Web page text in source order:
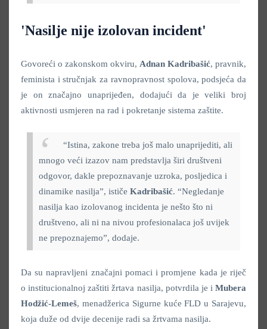
'Nasilje nije izolovan incident'
Govoreći o zakonskom okviru, Adnan Kadribašić, pravnik,
feminista i stručnjak za ravnopravnost spolova, podsjeća da
je on značajno unaprijeđen, dodajući da je veliki broj
aktivnosti usmjeren na rad i pokretanje sistema zaštite.
“Istina, zakone treba još malo unaprijediti, ali
mnogo veći izazov nam predstavlja širi društveni
odgovor, dakle prepoznavanje uzroka, posljedica i
dinamike nasilja”, ističe Kadribašić. “Negledanje
nasilja kao izolovanog incidenta je nešto što ni
društveno, ali ni na nivou profesionalaca još uvijek
ne prepoznajemo”, dodaje.
Da su napravljeni značajni pomaci i promjene kada je riječ
o institucionalnoj zaštiti žrtava nasilja, potvrdila je i Mubera
Hodžić-Lemeš, menadžerica Sigurne kuće FLD u Sarajevu,
koja duže od dvije decenije radi sa žrtvama nasilja.